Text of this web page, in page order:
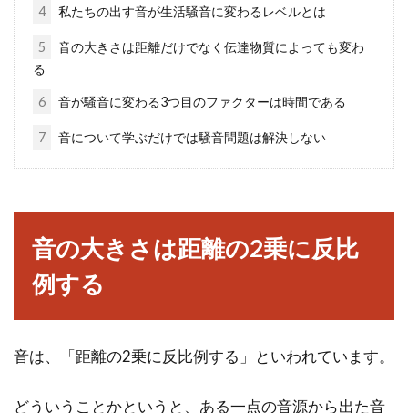
記を自分で行う方法とは？
新築の際、建物や土地にかかる登記はしておか
司法書士...
についての注意点とは
「建築面積」とは、簡単に言うと、「建物を上
4 私たちの出す音が生活騒音に変わるレベルとは
5
音の大きさは距離だけでなく伝達物質によっても変わ
る
6 音が騒音に変わる3つ目のファクターは時間である
7 音について学ぶだけでは騒音問題は解決しない
音の大きさは距離の2乗に反比
例する
音は、「距離の2乗に反比例する」といわれています。
どういうことかというと、ある一点の音源から出た音